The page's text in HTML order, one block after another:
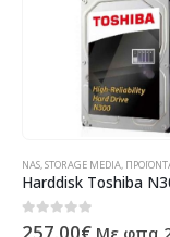
NAS,STORAGE MEDIA, ΠΡΟΪΌΝΤΑ ΠΛΗΡΟΦΟΡΙΚΉΣ -
0out of 5